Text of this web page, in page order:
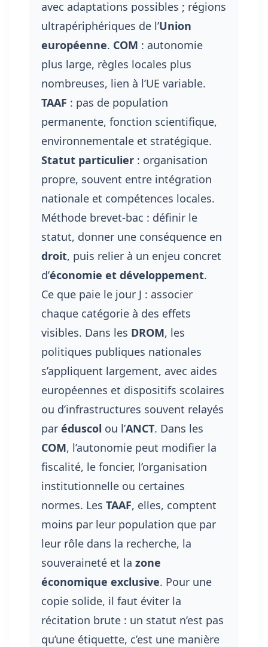
avec adaptations possibles ; régions
ultrapériphériques de l’Union
européenne. COM : autonomie
plus large, règles locales plus
nombreuses, lien à l’UE variable.
TAAF : pas de population
permanente, fonction scientifique,
environnementale et stratégique.
Statut particulier : organisation
propre, souvent entre intégration
nationale et compétences locales.
Méthode brevet-bac : définir le
statut, donner une conséquence en
droit, puis relier à un enjeu concret
d’économie et développement.
Ce que paie le jour J : associer
chaque catégorie à des effets
visibles. Dans les DROM, les
politiques publiques nationales
s’appliquent largement, avec aides
européennes et dispositifs scolaires
ou d’infrastructures souvent relayés
par éduscol ou l’ANCT. Dans les
COM, l’autonomie peut modifier la
fiscalité, le foncier, l’organisation
institutionnelle ou certaines
normes. Les TAAF, elles, comptent
moins par leur population que par
leur rôle dans la recherche, la
souveraineté et la zone
économique exclusive. Pour une
copie solide, il faut éviter la
récitation brute : un statut n’est pas
qu’une étiquette, c’est une manière